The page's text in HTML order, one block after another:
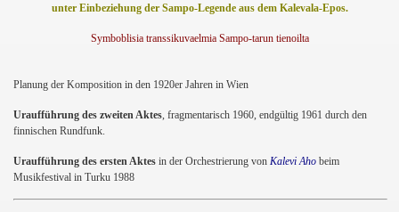
unter Einbeziehung der Sampo-Legende aus dem Kalevala-Epos.
Symboblisia transsikuvaelmia Sampo-tarun tienoilta
Planung der Komposition in den 1920er Jahren in Wien
Uraufführung des zweiten Aktes , fragmentarisch 1960, endgültig 1961 durch den
finnischen Rundfunk.
Uraufführung des ersten Aktes in der Orchestrierung von Kalevi Aho beim
Musikfestival in Turku 1988